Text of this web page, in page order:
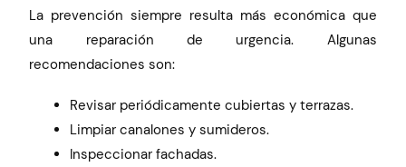
La prevención siempre resulta más económica que
una reparación de urgencia. Algunas
recomendaciones son:
Revisar periódicamente cubiertas y terrazas.
Limpiar canalones y sumideros.
Inspeccionar fachadas.